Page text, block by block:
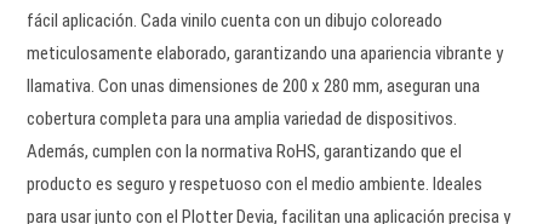
fácil aplicación. Cada vinilo cuenta con un dibujo coloreado
meticulosamente elaborado, garantizando una apariencia vibrante y
llamativa. Con unas dimensiones de 200 x 280 mm, aseguran una
cobertura completa para una amplia variedad de dispositivos.
Además, cumplen con la normativa RoHS, garantizando que el
producto es seguro y respetuoso con el medio ambiente. Ideales
para usar junto con el Plotter Devia, facilitan una aplicación precisa y